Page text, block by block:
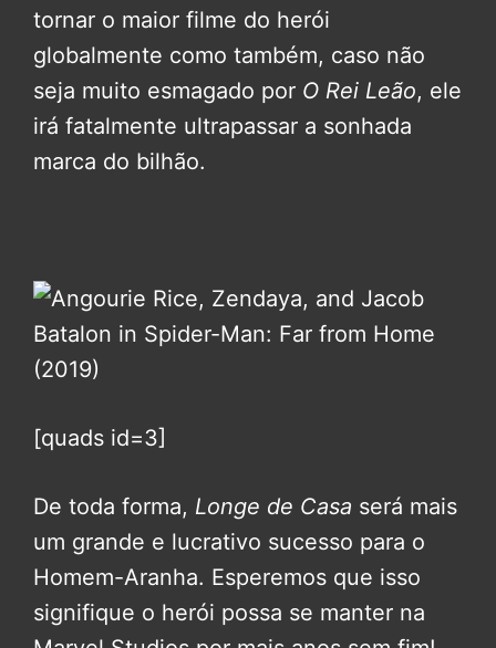
tornar o maior filme do herói
globalmente como também, caso não
seja muito esmagado por O Rei Leão, ele
irá fatalmente ultrapassar a sonhada
marca do bilhão.
[quads id=3]
De toda forma, Longe de Casa será mais
um grande e lucrativo sucesso para o
Homem-Aranha. Esperemos que isso
signifique o herói possa se manter na